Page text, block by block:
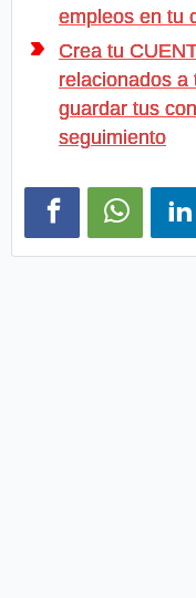
empleos en tu
Crea tu
relacionados a
guardar tus
seguimiento